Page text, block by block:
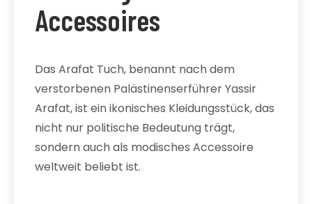
Accessoires
Das Arafat Tuch, benannt nach dem
verstorbenen Palästinenserführer Yassir
Arafat, ist ein ikonisches Kleidungsstück, das
nicht nur politische Bedeutung trägt,
sondern auch als modisches Accessoire
weltweit beliebt ist.